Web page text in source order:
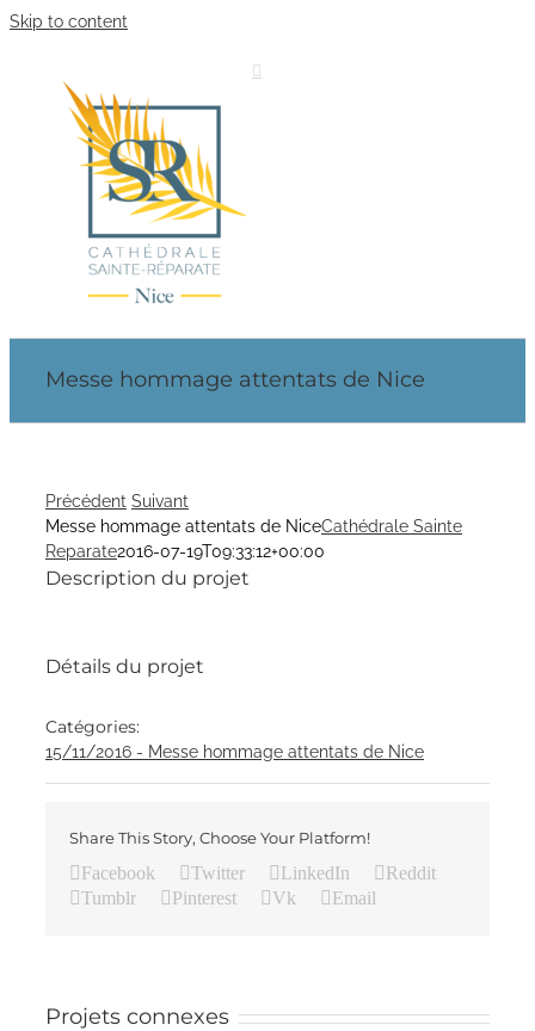
Skip to content
Messe hommage attentats de Nice
Précédent Suivant
Messe hommage attentats de NiceCathédrale Sainte
Reparate2016-07-19T09:33:12+00:00
Description du projet
Détails du projet
Catégories:
15/11/2016 - Messe hommage attentats de Nice
Share This Story, Choose Your Platform!
Facebook Twitter LinkedIn
Reddit
Tumblr
Pinterest Vk Email
Projets connexes